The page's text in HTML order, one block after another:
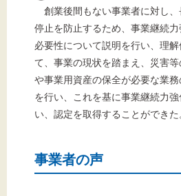
創業後間もない事業者に対し
停止を防止するため、事業継続
必要性について説明を行い、理
て、事業の現状を踏まえ、災害
や事業用資産の保全が必要な業
を行い、これを基に事業継続力
い、認定を取得することができた
事業者の声